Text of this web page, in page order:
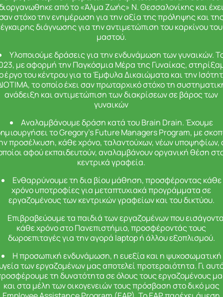
από το «Άλμα Ζωής» Ν. Θεσσαλονίκης και
στόχο την ενημέρωση για την αξία της πρόληψης και
έγκαιρης διάγνωσης για την αντιμετώπιση του καρκίνου του
μαστού.
Υλοποιούμε δράσεις για την ενδυνάμωση των γυναικών.
με αφορμή την Παγκόσμια Μέρα της Γυναίκας,
έργο του κέντρου για τα Έμφυλα Δικαιώματα και την
το οποίο έχει σαν πρωταρχικό στόχο τη
ανάδειξη και αντιμετώπιση των διακρίσεων σε βάρος των
γυναικών
Aναλαμβάνουμε δράση κατά του Brain Drain. Έχουμε
το Gregory’s Future Managers Program, με
προσέλκυση, κάθε χρόνο, ταλαντούχων, νέων υποψηφίων,
αφού εκπαιδευτούν, αναλαμβάνουν οργανική θέση
κεντρικά γραφεία.
Ενθαρρύνουμε τη δια βίου μάθηση, προσφέροντας κάθε
χρόνο υποτροφίες για μεταπτυχιακά προγράμματα σε
εργαζομένους των κεντρικών γραφείων και του δικτύου.
Επιβραβεύουμε τα παιδιά των εργαζομένων που
κάθε χρόνο στο Πανεπιστήμιο, προσφέροντάς τους
δωροεπιταγές για την αγορά laptopή άλλου εξοπλισμού.
Η προσωπική ενδυνάμωση, η ευεξία και η ψυχοσωματική
των εργαζομένων μας αποτελεί προτεραιότητα. Γι
τη δυνατότητα σε όλους τους εργαζομένους
και στα μέλη των οικογενειών τουςπρόσβαση στο δικό μας